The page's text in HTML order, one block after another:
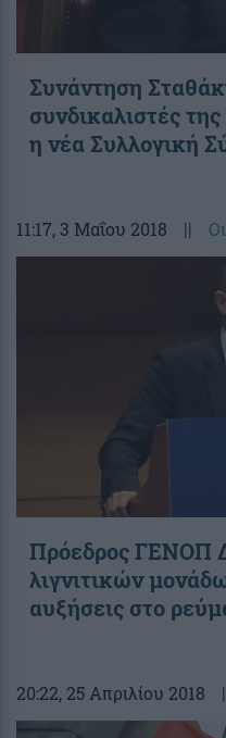
Συνάντηση
συνδικαλιστές
η νέα Συλλογική
11:17, 3 Μαΐου 2018 ||
Πρόεδρος ΓΕΝΟΠ
λιγνιτικών
αυξήσεις στο
20:22, 25 Απριλίου 2018